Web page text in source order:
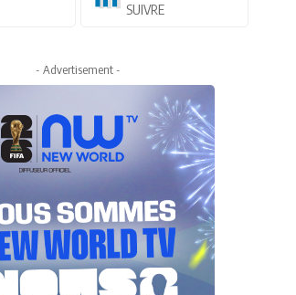
SUIVRE
- Advertisement -